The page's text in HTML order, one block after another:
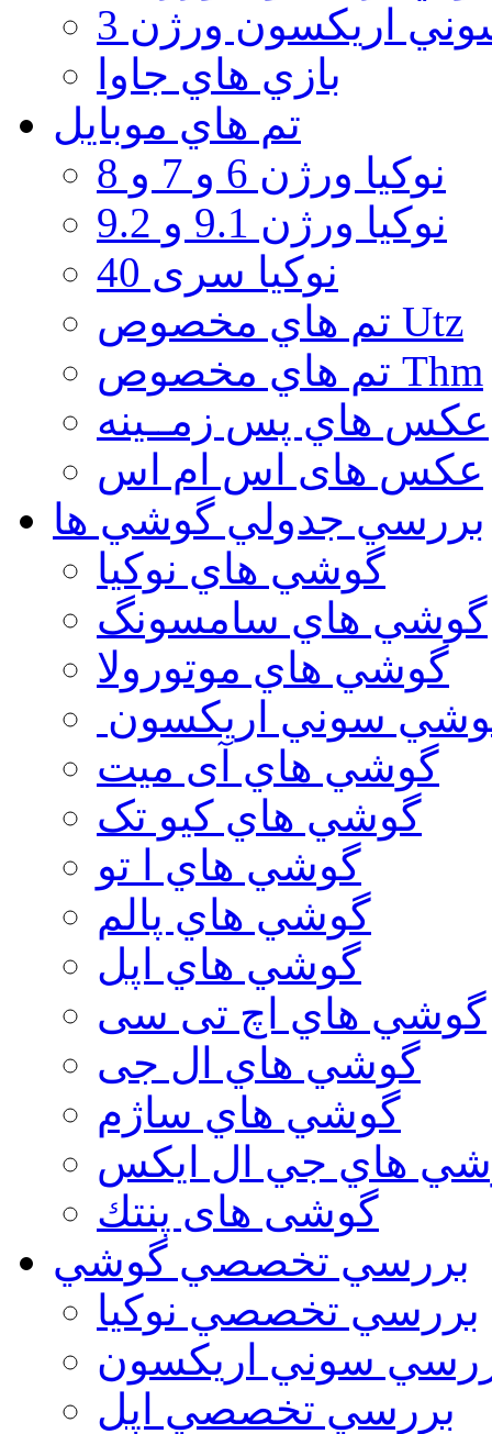
اريكسون ورژن 3
بازي هاي جاوا
تم هاي موبايل
نوكيا ورژن 6 و 7 و 8
نوكيا ورژن 9.1 و 9.2
نوکیا سری 40
تم هاي مخصوص Utz
تم هاي مخصوص Thm
عكس هاي پس زمــينه
عكس های اس ام اس
بررسي جدولي گوشي ها
گوشي هاي نوكيا
گوشي هاي سامسونگ
گوشي هاي موتورولا
سوني اريكسون
گوشي هاي آی میت
گوشي هاي کیو تک
گوشي هاي ا تو
گوشي هاي پالم
گوشي هاي اپل
گوشي هاي اچ تی سی
گوشي هاي ال جی
گوشي هاي ساژم
هاي جي ال ايكس
گوشی های پنتك
بررسي تخصصي گوشي
بررسي تخصصي نوكيا
سوني اريكسون
بررسي تخصصي اپل